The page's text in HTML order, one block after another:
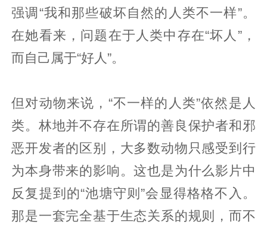
强调“我和那些破坏自然的人类不一样”。
在她看来，问题在于人类中存在“坏人”，
而自己属于“好人”。
但对动物来说，“不一样的人类”依然是人
类。林地并不存在所谓的善良保护者和邪
恶开发者的区别，大多数动物只感受到行
为本身带来的影响。这也是为什么影片中
反复提到的“池塘守则”会显得格格不入。
那是一套完全基于生态关系的规则，而不